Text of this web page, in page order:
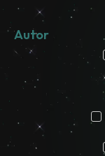
Autor